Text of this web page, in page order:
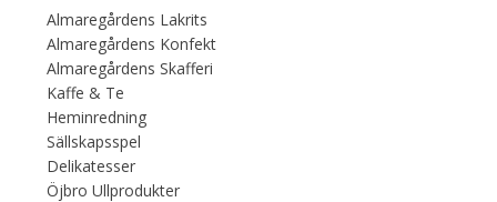
Almaregårdens Lakrits
Almaregårdens Konfekt
Almaregårdens Skafferi
Kaffe & Te
Heminredning
Sällskapsspel
Delikatesser
Öjbro Ullprodukter